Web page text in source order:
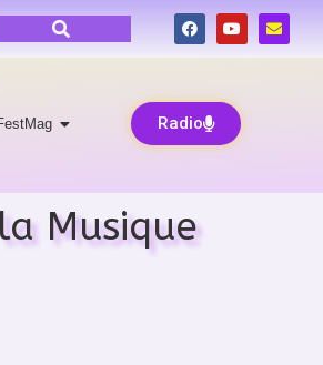
Radio
Musique